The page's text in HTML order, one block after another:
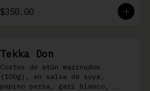
$350.00
Tekka Don
Cortes de atún marinados
(100g), en salsa de soya,
pepino persa, gari blanco,